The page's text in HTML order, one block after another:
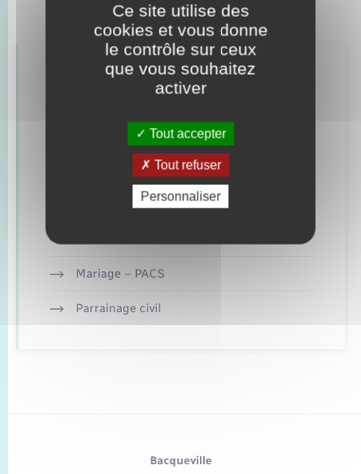
Retrouvez aussi
Concessions funéraires
Documents d’identité
Elections et citoyenneté
Mariage – PACS
Parrainage civil
Bacqueville
Ce site utilise des
cookies et vous donne
le contrôle sur ceux
que vous souhaitez
activer
Tout accepter
Tout refuser
Personnaliser